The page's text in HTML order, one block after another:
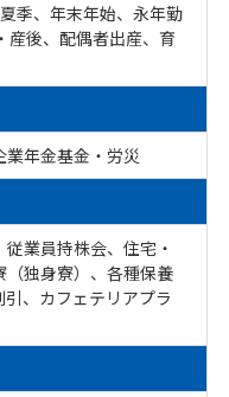
季、年末年始、永年勤
産後、配偶者出産、育
年金基金・労災
業員持株会、住宅・
独身寮）、各種保養
、カフェテリアプラ